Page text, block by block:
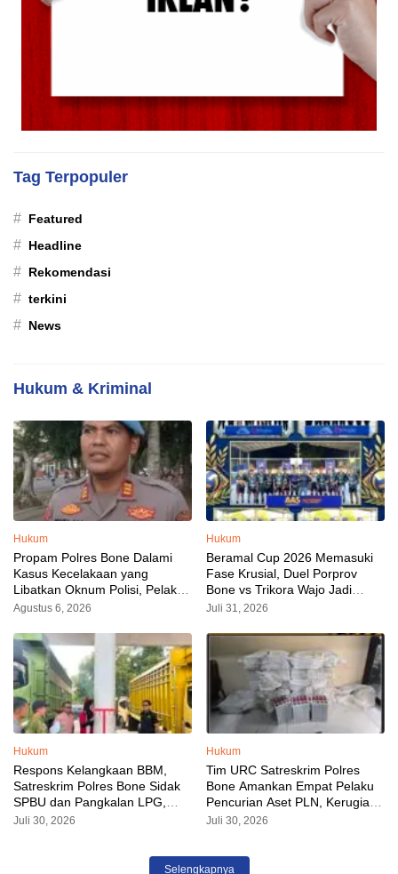
Tag Terpopuler
# Featured
# Headline
# Rekomendasi
# terkini
# News
Hukum & Kriminal
Hukum
Propam Polres Bone Dalami
Kasus Kecelakaan yang
Libatkan Oknum Polisi, Pelaku
Sudah Diamankan
Agustus 6, 2026
Hukum
Beramal Cup 2026 Memasuki
Fase Krusial, Duel Porprov
Bone vs Trikora Wajo Jadi
Sorotan Malam Ini
Juli 31, 2026
Hukum
Respons Kelangkaan BBM,
Satreskrim Polres Bone Sidak
SPBU dan Pangkalan LPG,
AKP Alvin Aji Imbau Pengelola
Juli 30, 2026
Hukum
Tim URC Satreskrim Polres
Bone Amankan Empat Pelaku
Pencurian Aset PLN, Kerugian
Ditaksir Capai Rp 3 Milyar
Juli 30, 2026
Selengkapnya